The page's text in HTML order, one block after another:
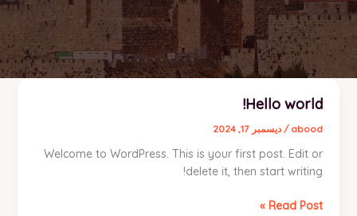
Hello world!
abood
/ ديسمبر 17, 2024
Welcome to WordPress. This is your first post. Edit or
delete it, then start writing!
Hello
Read Post »